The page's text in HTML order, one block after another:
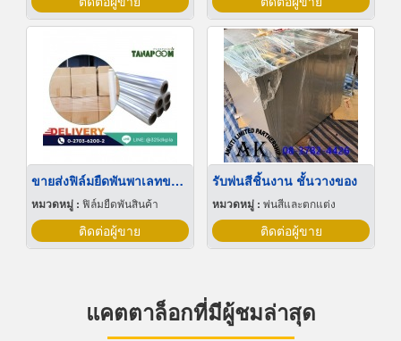
ขายส่งฟิล์มยืดพันพาเลทขนาดพันด้วยมือ Hand wrap
หมวดหมู่ : ฟิล์มยืดพันสินค้า
ติดต่อผู้ขาย
รับพ่นสีชิ้นงาน ชั้นวางของ
หมวดหมู่ : พ่นสีและตกแต่ง
ติดต่อผู้ขาย
แคตตาล็อกที่มีผู้ชมล่าสุด